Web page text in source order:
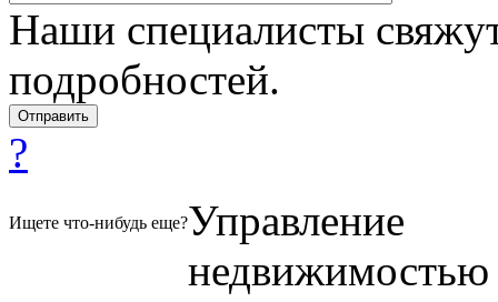
Наши специалисты
подробностей.
?
Ищете что-нибудь еще?Управление
недвижимостью